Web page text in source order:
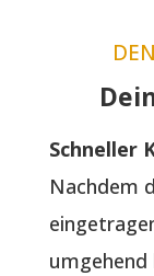
Schneller
Nachdem
umgehend